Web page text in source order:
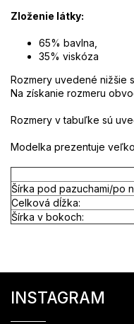
Zloženie látky:
65% bavlna,
35% viskóza
Rozmery uvedené nižšie
Na získanie rozmeru
Rozmery v tabuľke sú
Modelka prezentuje
Šírka pod pazuchami/po
Celková dĺžka:
Šírka v bokoch:
INSTAGRAM